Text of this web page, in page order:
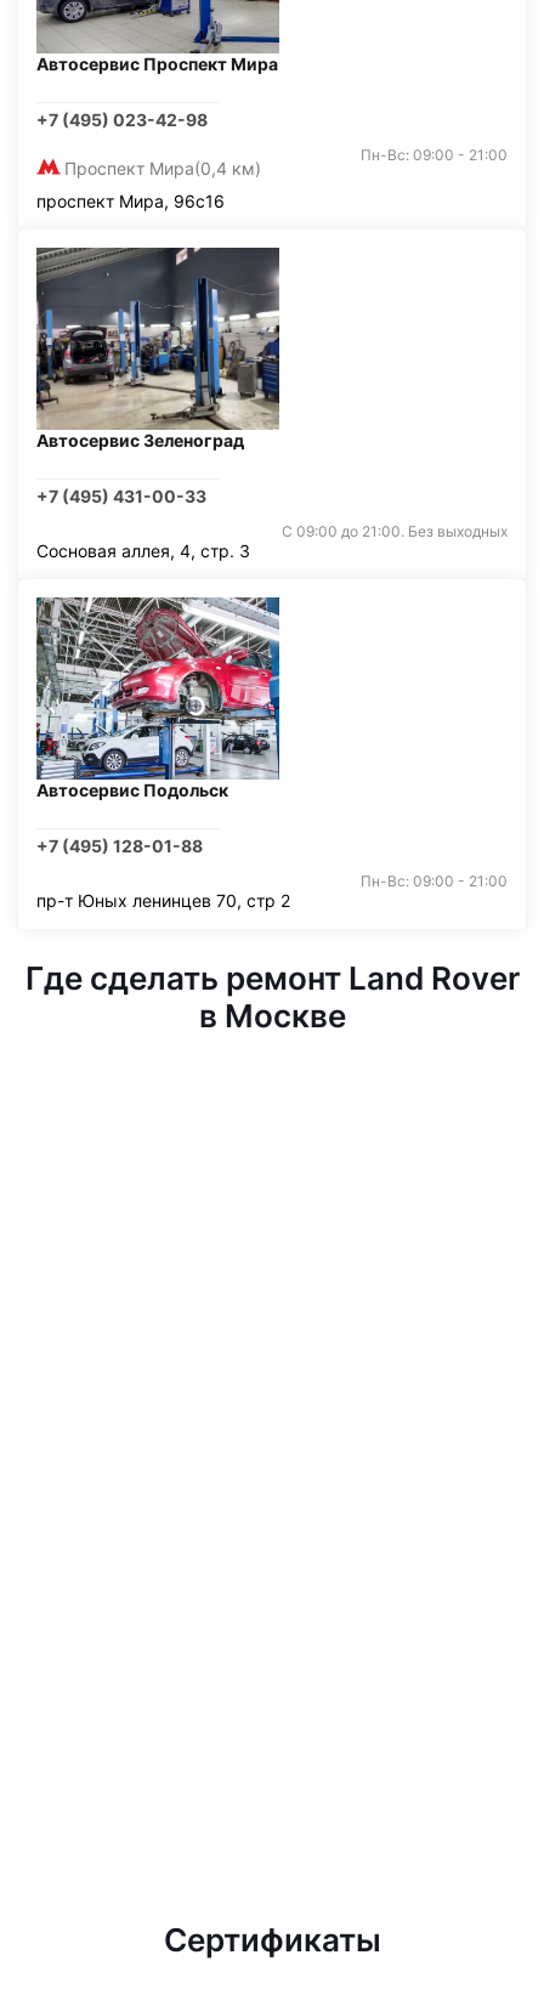
Автосервис Проспект Мира
+7 (495) 023-42-98
Проспект Мира(0,4 км)
Пн-Вс: 09:00 - 21:00
проспект Мира, 96с16
Автосервис Зеленоград
+7 (495) 431-00-33
С 09:00 до 21:00. Без выходных
Сосновая аллея, 4, стр. 3
Автосервис Подольск
+7 (495) 128-01-88
Пн-Вс: 09:00 - 21:00
пр-т Юных ленинцев 70, стр 2
Где сделать ремонт Land Rover
в Москве
Сертификаты